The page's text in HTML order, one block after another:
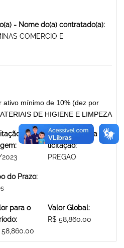
- Nome do(a) contratado(a):
COMERCIO E
ativo mínimo de 10% (dez por
DE HIGIENE E LIMPEZA
de
Modalidade da
licitação:
PREGAO
do Prazo:
para o
58,860.00
Valor Global:
R$ 58,860.00